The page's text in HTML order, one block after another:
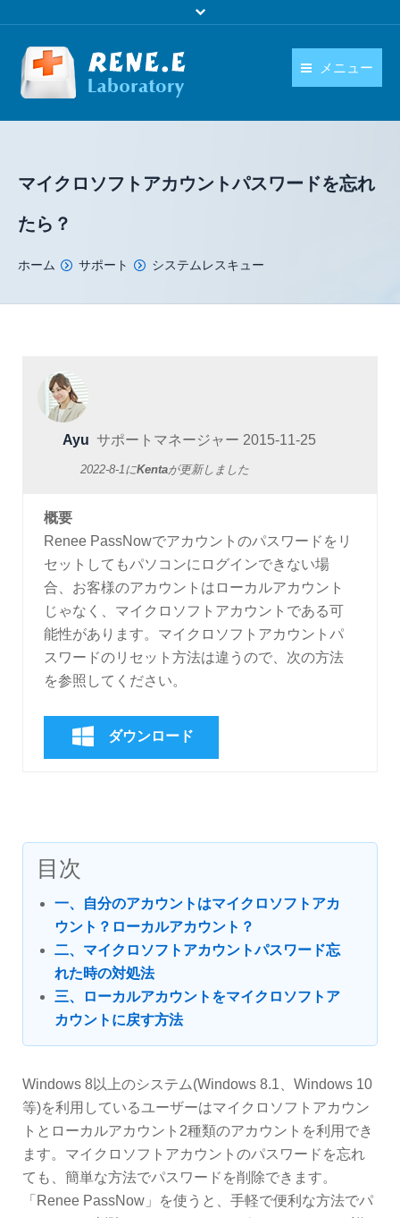
メニュー
日本語
マイクロソフトアカウントパスワードを忘れ
たら？
You are here:
ホーム サポート システムレスキュー
Ayu サポートマネージャー 2015-11-25
2022-8-1にKentaが更新しました
概要
Renee PassNowでアカウントのパスワードをリ
セットしてもパソコンにログインできない場
合、お客様のアカウントはローカルアカウント
じゃなく、マイクロソフトアカウントである可
能性があります。マイクロソフトアカウントパ
スワードのリセット方法は違うので、次の方法
を参照してください。
ダウンロード
目次
一、自分のアカウントはマイクロソフトアカ
ウント？ローカルアカウント？
二、マイクロソフトアカウントパスワード忘
れた時の対処法
三、ローカルアカウントをマイクロソフトア
カウントに戻す方法
Windows 8以上のシステム(Windows 8.1、Windows 10
等)を利用しているユーザーはマイクロソフトアカウン
トとローカルアカウント2種類のアカウントを利用でき
ます。マイクロソフトアカウントのパスワードを忘れ
ても、簡単な方法でパスワードを削除できます。
「Renee PassNow」を使うと、手軽で便利な方法でパ